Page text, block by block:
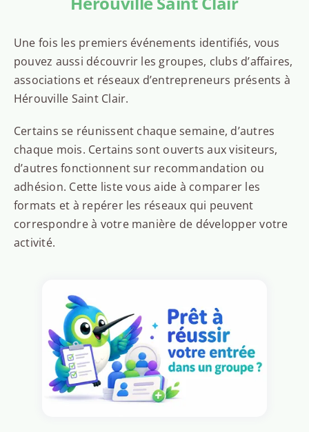
Une fois les premiers événements identifiés, vous
pouvez aussi découvrir les groupes, clubs d’affaires,
associations et réseaux d’entrepreneurs présents à
Hérouville Saint Clair.
Certains se réunissent chaque semaine, d’autres
chaque mois. Certains sont ouverts aux visiteurs,
d’autres fonctionnent sur recommandation ou
adhésion. Cette liste vous aide à comparer les
formats et à repérer les réseaux qui peuvent
correspondre à votre manière de développer votre
activité.